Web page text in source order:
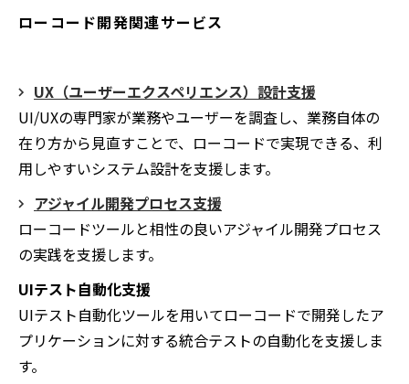
ローコード開発関連サービス
UX（ユーザーエクスペリエンス）設計支援
UI/UXの専門家が業務やユーザーを調査し、業務自体の
在り方から見直すことで、ローコードで実現できる、利
用しやすいシステム設計を支援します。
アジャイル開発プロセス支援
ローコードツールと相性の良いアジャイル開発プロセス
の実践を支援します。
UIテスト自動化支援
UIテスト自動化ツールを用いてローコードで開発したア
プリケーションに対する統合テストの自動化を支援しま
す。